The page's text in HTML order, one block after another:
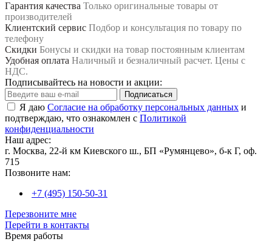
Гарантия качества Только оригинальные товары от
производителей
Клиентский сервис Подбор и консультация по товару по
телефону
Скидки Бонусы и скидки на товар постоянным клиентам
Удобная оплата Наличный и безналичный расчет. Цены с
НДС.
Подписывайтесь на новости и акции:
Подписаться
Я даю Согласие на обработку персональных данных и
подтверждаю, что ознакомлен с Политикой
конфиденциальности
Наш адрес:
г. Москва, 22-й км Киевского ш., БП «Румянцево», б-к Г, оф.
715
Позвоните нам:
+7 (495) 150-50-31
Перезвоните мне
Перейти в контакты
Время работы